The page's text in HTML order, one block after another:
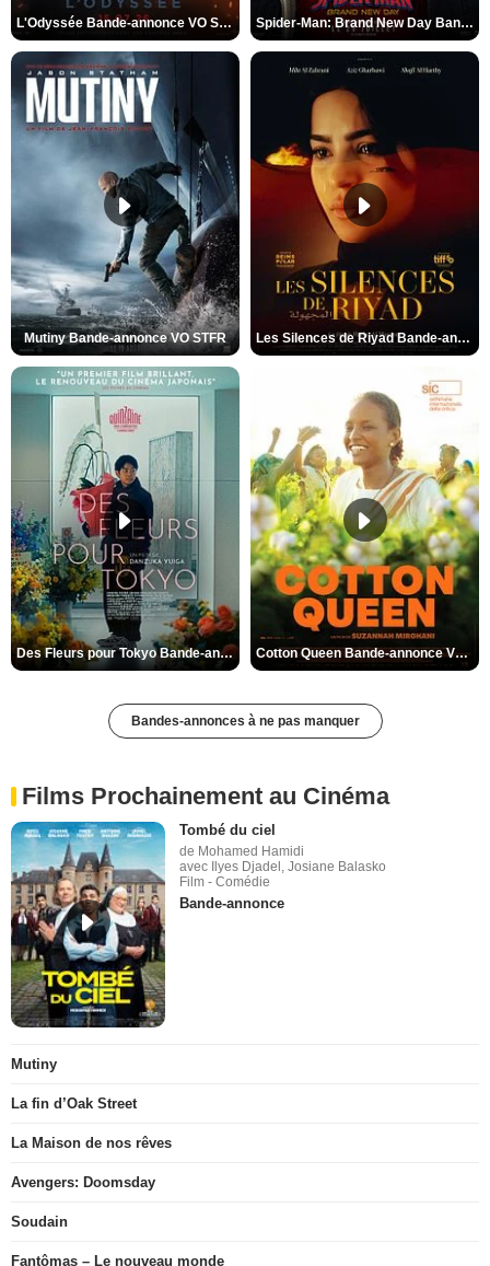
L'Odyssée Bande-annonce VO STFR Spider-Man: Brand New Day Bande-annonce VO STFR
Mutiny Bande-annonce VO STFR Les Silences de Riyad Bande-annonce VO STFR
Des Fleurs pour Tokyo Bande-annonce VO STFR Cotton Queen Bande-annonce VO STFR
Bandes-annonces à ne pas manquer
Films Prochainement au Cinéma
Tombé du ciel
de Mohamed Hamidi
avec Ilyes Djadel, Josiane Balasko
Film - Comédie
Bande-annonce
Mutiny
La fin d’Oak Street
La Maison de nos rêves
Avengers: Doomsday
Soudain
Fantômas – Le nouveau monde